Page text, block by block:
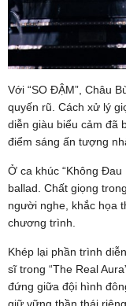
Với “SO ĐẬM”, Châu
quyến rũ. Cách xử lý
diễn giàu biểu cảm đã
điểm sáng ấn tượng
Ở ca khúc “Không
ballad. Chất giọng
người nghe, khắc họa
chương trình.
Khép lại phần trình
sĩ trong “The Real
đứng giữa đội hình